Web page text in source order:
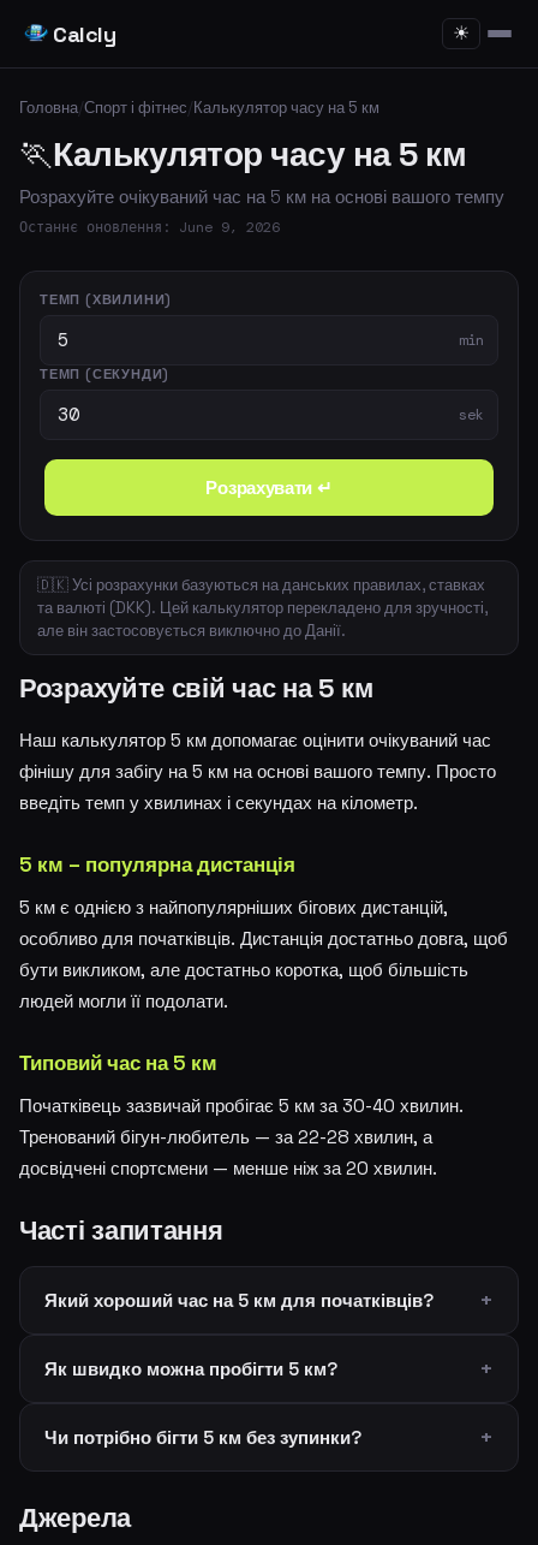
Calcly ☀
Головна/Спорт і фітнес/Калькулятор часу на 5 км
🏃Калькулятор часу на 5 км
Розрахуйте очікуваний час на 5 км на основі вашого темпу
Останнє оновлення: June 9, 2026
ТЕМП (ХВИЛИНИ)
min
ТЕМП (СЕКУНДИ)
sek
Розрахувати ↵
🇩🇰 Усі розрахунки базуються на данських правилах, ставках
та валюті (DKK). Цей калькулятор перекладено для зручності,
але він застосовується виключно до Данії.
Розрахуйте свій час на 5 км
Наш калькулятор 5 км допомагає оцінити очікуваний час
фінішу для забігу на 5 км на основі вашого темпу. Просто
введіть темп у хвилинах і секундах на кілометр.
5 км – популярна дистанція
5 км є однією з найпопулярніших бігових дистанцій,
особливо для початківців. Дистанція достатньо довга, щоб
бути викликом, але достатньо коротка, щоб більшість
людей могли її подолати.
Типовий час на 5 км
Початківець зазвичай пробігає 5 км за 30-40 хвилин.
Тренований бігун-любитель — за 22-28 хвилин, а
досвідчені спортсмени — менше ніж за 20 хвилин.
Часті запитання
Який хороший час на 5 км для початківців?
Як швидко можна пробігти 5 км?
Чи потрібно бігти 5 км без зупинки?
Джерела